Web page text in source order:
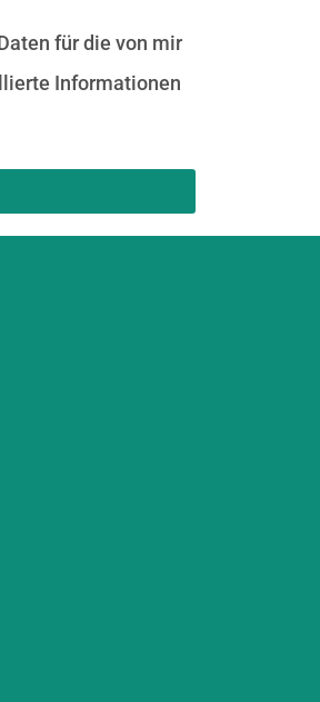
für die von mir
Informationen